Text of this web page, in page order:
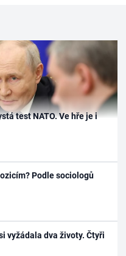
test NATO. Ve hře je i
Podle sociologů
vyžádala dva životy. Čtyři